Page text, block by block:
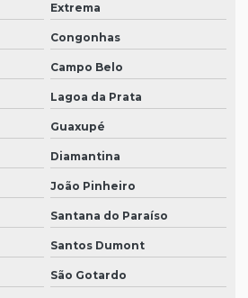
Extrema
Congonhas
Campo Belo
Lagoa da Prata
Guaxupé
Diamantina
João Pinheiro
Santana do Paraíso
Santos Dumont
São Gotardo